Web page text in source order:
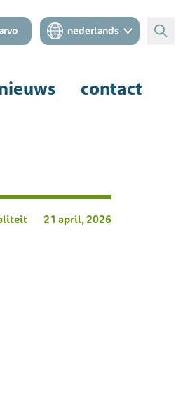
nederlands
contact
21 april, 2026